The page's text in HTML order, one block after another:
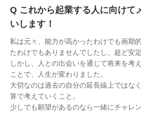
これから起業する人に向けて
いします！
私は元々、能力が高かったわけでも画期
たわけでもありませんでしたし、超ど安
しかし、人との出会いを通じて将来を考
ことで、人生が変わりました。
大切なのは過去の自分の延長線上ではな
算で考えていくこと。
少しでも願望があるのなら一緒にチャレ